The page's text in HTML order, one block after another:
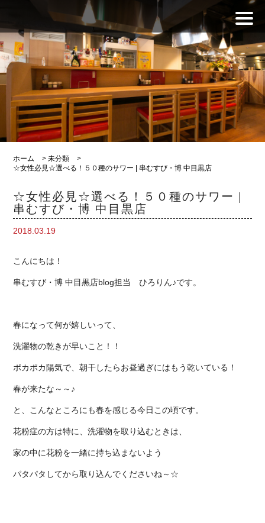
ホーム >未分類
>
☆女性必見☆選べる！５０種のサワー | 串むすび・博 中目黒店
☆女性必見☆選べる！５０種のサワー |
串むすび・博 中目黒店
2018.03.19
こんにちは！
串むすび・博 中目黒店blog担当ひろりん♪です。
春になって何が嬉しいって、
洗濯物の乾きが早いこと！！
ポカポカ陽気で、朝干したらお昼過ぎにはもう乾いている！
春が来たな～～♪
と、こんなところにも春を感じる今日この頃です。
花粉症の方は特に、洗濯物を取り込むときは、
家の中に花粉を一緒に持ち込まないよう
パタパタしてから取り込んでくださいね～☆